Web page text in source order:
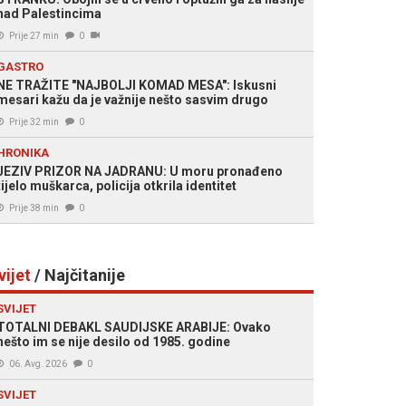
Palestincima
Prije 27 min 0
TRAŽITE "NAJBOLJI KOMAD MESA": Iskusni
kažu da je važnije nešto sasvim drugo
Prije 32 min 0
PRIZOR NA JADRANU: U moru pronađeno
muškarca, policija otkrila identitet
Prije 38 min 0
/ Najčitanije
DEBAKL SAUDIJSKE ARABIJE: Ovako
im se nije desilo od 1985. godine
06. Avg. 2026 0